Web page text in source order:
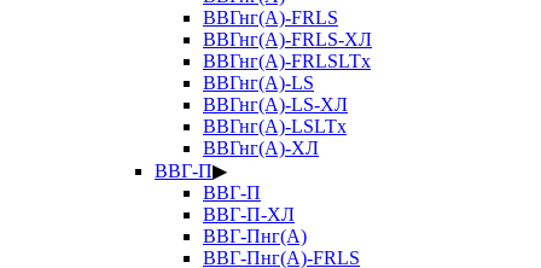
ВВГнг(А)-FRLS
ВВГнг(А)-FRLS-ХЛ
ВВГнг(А)-FRLSLTx
ВВГнг(А)-LS
ВВГнг(А)-LS-ХЛ
ВВГнг(А)-LSLTx
ВВГнг(А)-ХЛ
ВВГ-П▶
ВВГ-П
ВВГ-П-ХЛ
ВВГ-Пнг(А)
ВВГ-Пнг(А)-FRLS